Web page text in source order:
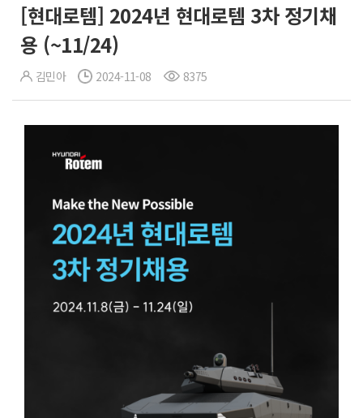
[현대로템] 2024년 현대로템 3차 정기채
용 (~11/24)
김민아 2024-11-08 8375